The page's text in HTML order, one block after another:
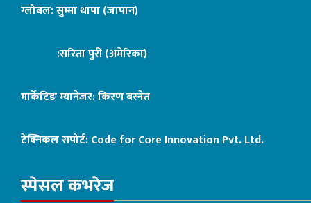
ग्लोबल: सुम्मा थापा (जापान)
:सरिता पुरी (अमेरिका)
मार्केटिङ म्यानेजर: किरण बस्नेत
टेक्निकल सपोर्ट:Code for Core Innovation Pvt. Ltd.
स्पेसल कभरेज